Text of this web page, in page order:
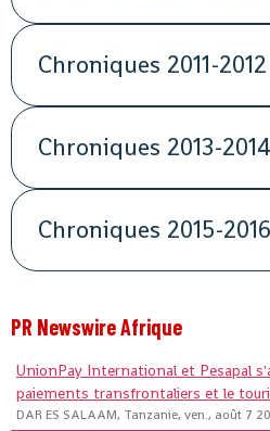
Chroniques 2011-2012
Chroniques 2013-2014
Chroniques 2015-2016
PR Newswire Afrique
UnionPay International et Pesapal
paiements transfrontaliers et le
DAR ES SALAAM, Tanzanie, ven., août 7